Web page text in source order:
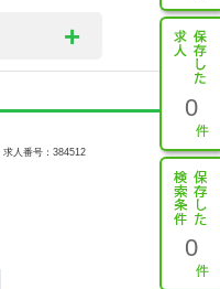
0
0
求人番号：384512